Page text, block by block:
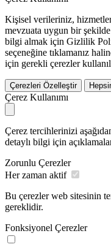
Kişisel verileriniz,
mevzuata uygun bir
bilgi almak için Gizlilik
seçeneğine tıklamanız
için gerekli çerezler
Çerezleri Özelleştir
Çerez Kullanımı
Çerez tercihlerinizi
detaylı bilgi için
Zorunlu Çerezler
Her zaman aktif
Bu çerezler web sitesinin
gereklidir.
Fonksiyonel Çerezler